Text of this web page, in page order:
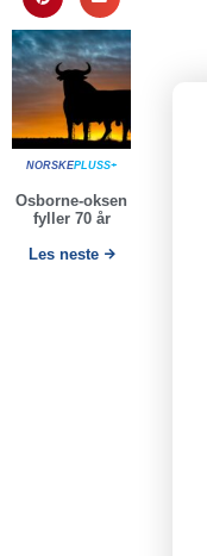
NORSKEPLUSS+
Osborne-oksen
fyller 70 år
Les neste